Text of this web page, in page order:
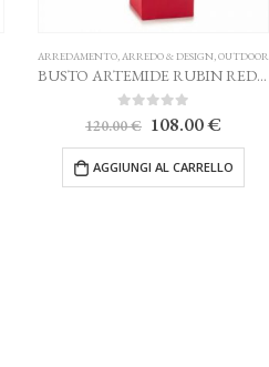
ARREDAMENTO,ARREDO & DESIGN,OUTDOOR
BUSTO ARTEMIDE RUBIN RED H. 38
Su 5
120.00€ Il
originale
era:
120.00 €.
108.00€Il
è:
AGGIUNGI AL CARRELLO